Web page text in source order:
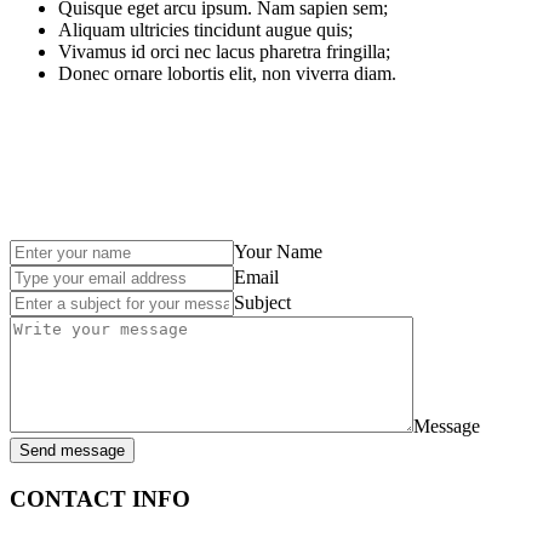
Quisque eget arcu ipsum. Nam sapien sem;
Aliquam ultricies tincidunt augue quis;
Vivamus id orci nec lacus pharetra fringilla;
Donec ornare lobortis elit, non viverra diam.
Your Name
Email
Subject
Message
Send message
CONTACT INFO